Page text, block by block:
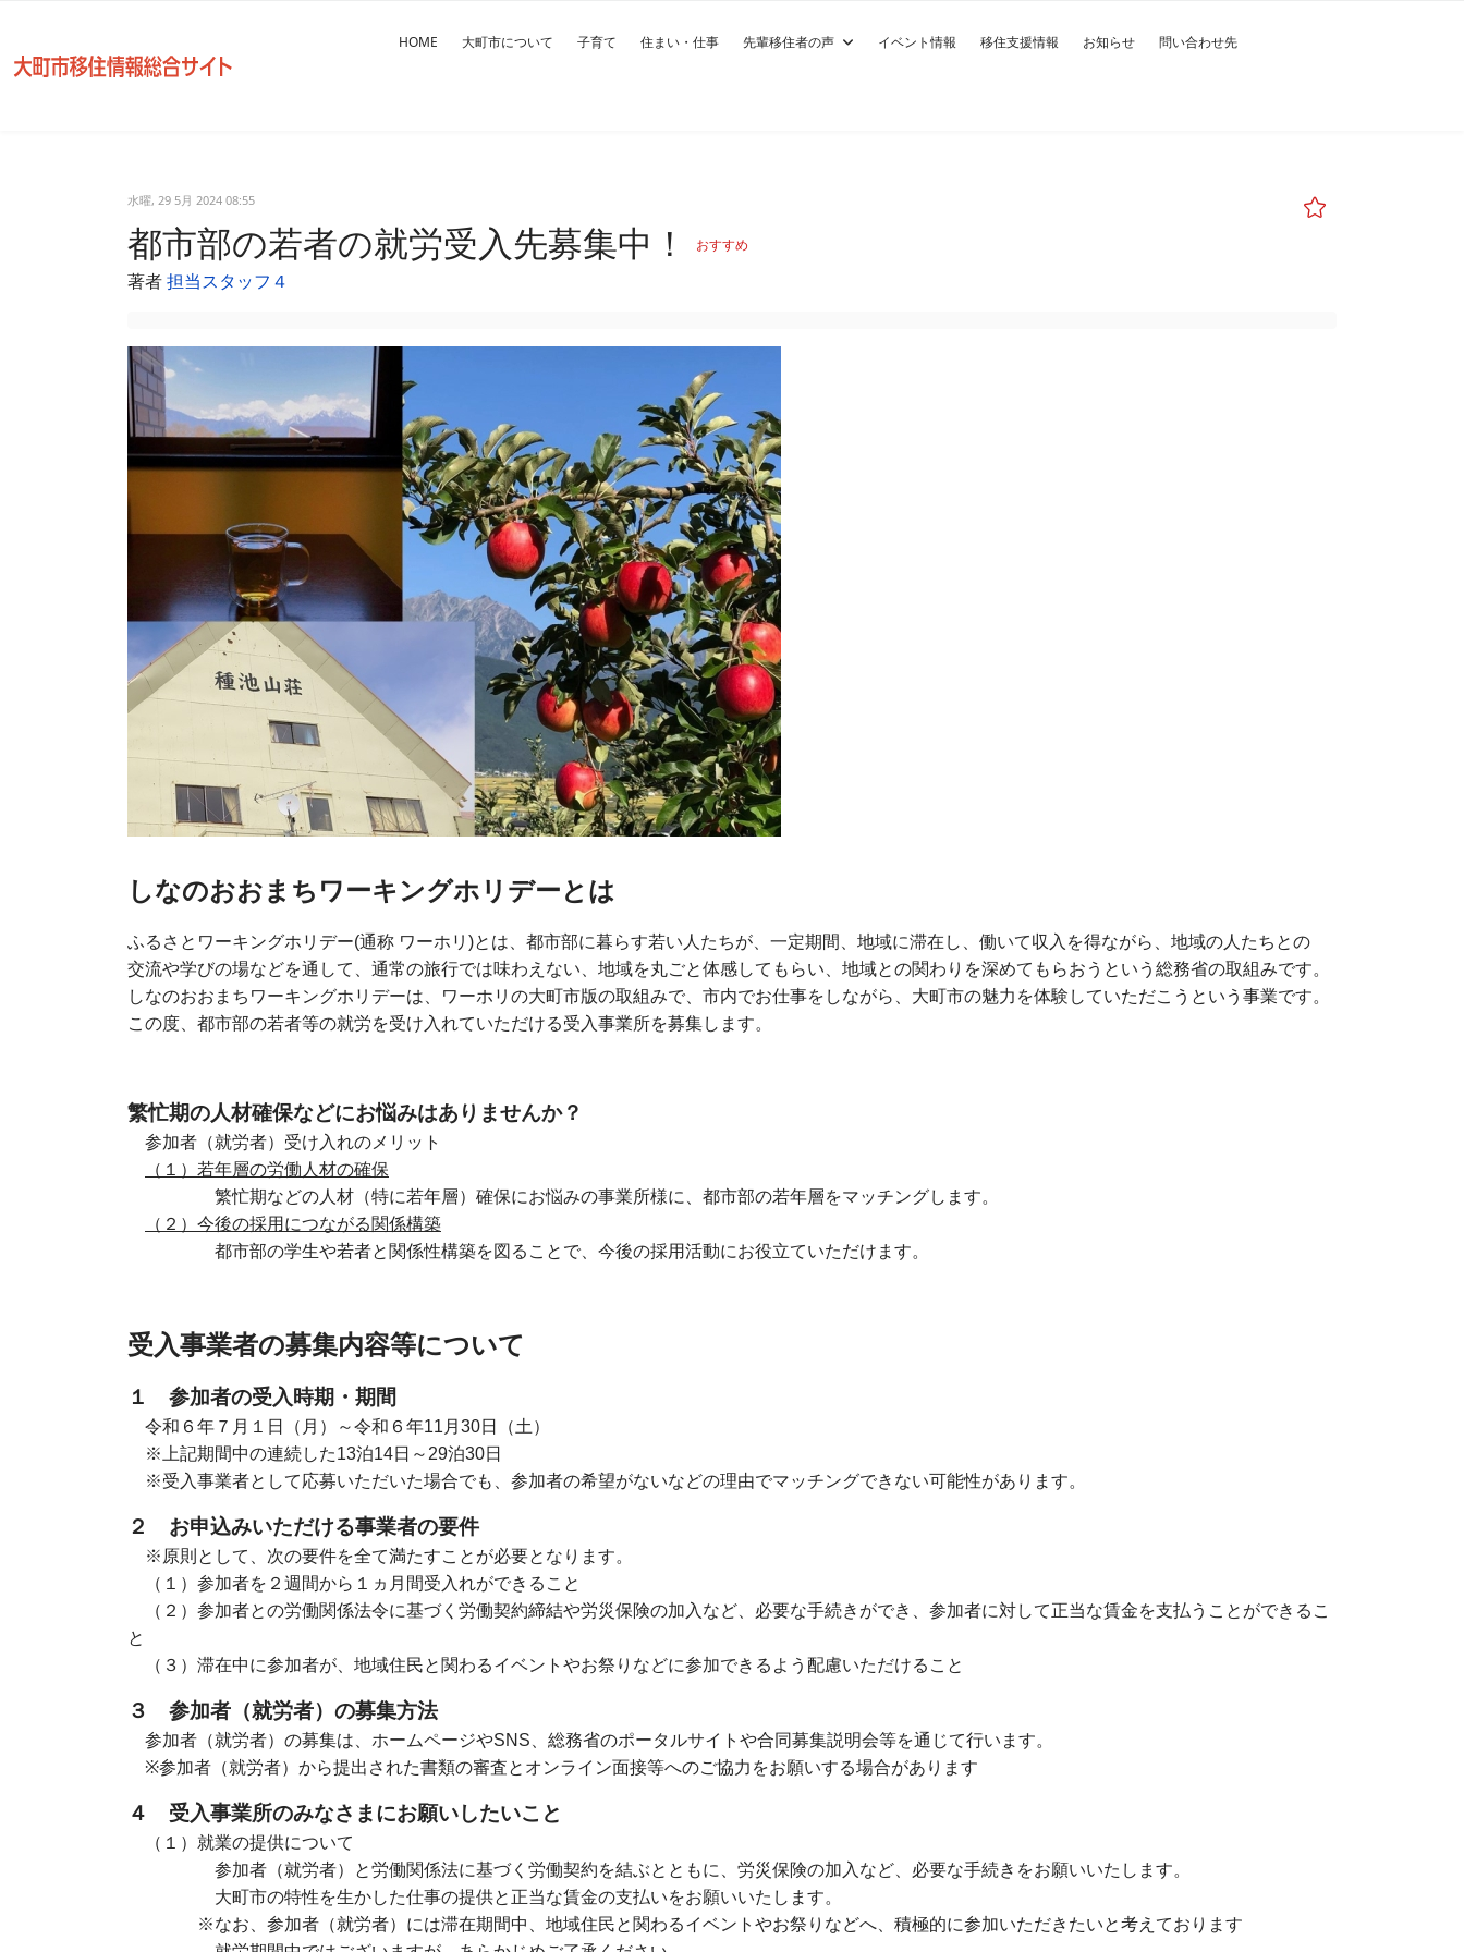
HOME 大町市について 子育て 住まい・仕事 先輩移住者の声 イベント情報 移住支援情報 お知らせ 問い合わせ先
水曜, 29 5月 2024 08:55
都市部の若者の就労受入先募集中！ おすすめ
著者担当スタッフ４
しなのおおまちワーキングホリデーとは
ふるさとワーキングホリデー(通称 ワーホリ)とは、都市部に暮らす若い人たちが、一定期間、地域に滞在し、働いて収入を得ながら、地域の人たちとの
交流や学びの場などを通して、通常の旅行では味わえない、地域を丸ごと体感してもらい、地域との関わりを深めてもらおうという総務省の取組みです。
しなのおおまちワーキングホリデーは、ワーホリの大町市版の取組みで、市内でお仕事をしながら、大町市の魅力を体験していただこうという事業です。
この度、都市部の若者等の就労を受け入れていただける受入事業所を募集します。
繁忙期の人材確保などにお悩みはありませんか？
参加者（就労者）受け入れのメリット
（１）若年層の労働人材の確保
繁忙期などの人材（特に若年層）確保にお悩みの事業所様に、都市部の若年層をマッチングします。
（２）今後の採用につながる関係構築
都市部の学生や若者と関係性構築を図ることで、今後の採用活動にお役立ていただけます。
受入事業者の募集内容等について
１ 参加者の受入時期・期間
令和６年７月１日（月）～令和６年11月30日（土）
※上記期間中の連続した13泊14日～29泊30日
※受入事業者として応募いただいた場合でも、参加者の希望がないなどの理由でマッチングできない可能性があります。
２ お申込みいただける事業者の要件
※原則として、次の要件を全て満たすことが必要となります。
（１） 参加者を２週間から１ヵ月間受入れができること
（２）参加者との労働関係法令に基づく労働契約締結や労災保険の加入など、必要な手続きができ、参加者に対して正当な賃金を支払うことができるこ
と
（３）滞在中に参加者が、地域住民と関わるイベントやお祭りなどに参加できるよう配慮いただけること
３ 参加者（就労者）の募集方法
参加者（就労者）の募集は、ホームページやSNS、総務省のポータルサイトや合同募集説明会等を通じて行います。
※参加者（就労者） から提出された書類の審査とオンライン面接等へのご協力をお願いする場合があります
４ 受入事業所のみなさまにお願いしたいこと
（１）就業の提供について
参加者（就労者）
と労働関係法に基づく労働契約を結ぶとともに、労災保険の加入など、必要な手続きをお願いいたします。
大町市の特性を生かした仕事の提供と正当な賃金の支払いをお願いいたします。
※なお、 参加者（就労者） には滞在期間中、地域住民と関わるイベントやお祭りなどへ、積極的に参加いただきたいと考えております